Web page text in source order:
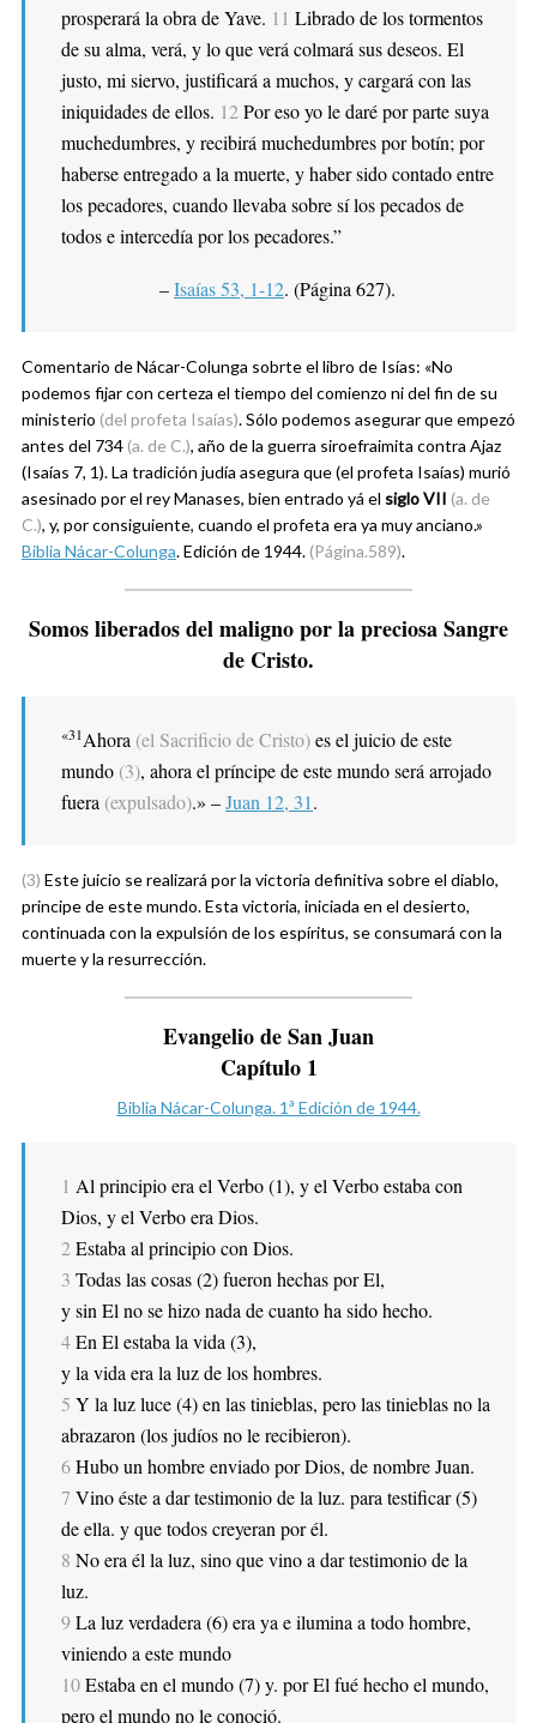
prosperará la obra de Yave. 11 Librado de los tormentos
de su alma, verá, y lo que verá colmará sus deseos. El
justo, mi siervo, justificará a muchos, y cargará con las
iniquidades de ellos. 12Por eso yo le daré por parte suya
muchedumbres, y recibirá muchedumbres por botín; por
haberse entregado a la muerte, y haber sido contado entre
los pecadores, cuando llevaba sobre sí los pecados de
todos e intercedía por los pecadores.”
–Isaías 53, 1-12. (Página 627).
Comentario de Nácar-Colunga sobrte el libro de Isías: «No
podemos fijar con certeza el tiempo del comienzo ni del fin de su
ministerio (del profeta Isaías). Sólo podemos asegurar que empezó
antes del 734 (a. de C.), año de la guerra siroefraimita contra Ajaz
(Isaías 7, 1). La tradición judía asegura que (el profeta Isaías) murió
asesinado por el rey Manases, bien entrado yá el siglo VII (a. de
C.), y, por consiguiente, cuando el profeta era ya muy anciano.»
Biblia Nácar-Colunga. Edición de 1944. (Página.589).
Somos liberados del maligno por la preciosa Sangre
de Cristo.
«31Ahora (el Sacrificio de Cristo)es el juicio de este
mundo (3), ahora el príncipe de este mundo será arrojado
fuera (expulsado).» –Juan 12, 31.
(3) Este juicio se realizará por la victoria definitiva sobre el diablo,
principe de este mundo. Esta victoria, iniciada en el desierto,
continuada con la expulsión de los espíritus, se consumará con la
muerte y la resurrección.
Evangelio de San Juan
Capítulo 1
Biblia Nácar-Colunga. 1ª Edición de 1944.
1 Al principio era el Verbo (1), y el Verbo estaba con
Dios, y el Verbo era Dios.
2Estaba al principio con Dios.
3 Todas las cosas (2) fueron hechas por El,
y sin El no se hizo nada de cuanto ha sido hecho.
4En El estaba la vida (3),
y la vida era la luz de los hombres.
5 Y la luz luce (4) en las tinieblas, pero las tinieblas no la
abrazaron (los judíos no le recibieron).
6Hubo un hombre enviado por Dios, de nombre Juan.
7 Vino éste a dar testimonio de la luz. para testificar (5)
de ella. y que todos creyeran por él.
8 No era él la luz, sino que vino a dar testimonio de la
luz.
9La luz verdadera (6) era ya e ilumina a todo hombre,
viniendo a este mundo
10Estaba en el mundo (7) y. por El fué hecho el mundo,
pero el mundo no le conoció.